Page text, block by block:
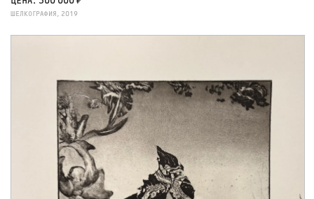
ШЕЛКОГРАФИЯ, 2019